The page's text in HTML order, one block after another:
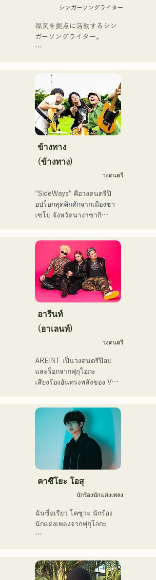
初のフルアルバム「ONE
2025.12.31にリリースし、
iTunesカントリーアルバム
て」、FBS「福岡く
ん。」、「発見らくちゃ
く！」やFUKUOKA
STREET PARTY、
Hannibal Halloween Music
Festival ,sunset live2019、
鷹祭Summer Boostイベン
トステージにも出演。MCと
cup2019 Public viewing、競
輪日本一ダービーの場内ア
ナウンス、ラグビー女子日
本代表世界大会スタジアム
滑走屋場内アナウンス、ク
リスマスアドベント、イス
ラデサルサ、福岡ウィニン
グスピリッツのスタジアム
DJ、金鷲旗、山笠関連イベ
ント、地域イベント、
Ramen Tech2025(global
summit)、福岡市武道館オー
プニング記念イベント,結婚
式様々な分野で活動。
す。
アーティストの日本人父と
アメリカ人母から生まれた
地元音楽イベントやライブ
ハウスを中心にパフォーマ
ンスをしている。
シンガーソングライター
福岡を拠点に活動するシン
ガーソングライター。
ードの繊細さを併せ持つ楽
曲を届けている。
コンセプトは、「等身大の
ままで。僕とあなたのため
の音楽を。」気持ちが落ち
まう時こそ聴いてほしい。
自分自身も迷いや葛藤を抱
作り物ではなく、ありのま
まの感情や言葉をそのまま
音楽にしている。
2024年10月より音楽活動を
福岡を中心にブッキングラ
イブや路上ライブなど精力
的に活動を行っている。
2025年11月22日にはファー
催。
ข้างทาง
(ข้างทาง)
วงดนตรี
"SideWays" คือวงดนตรีป๊
อปร็อกสุดคึกคักจากเมืองซา
เซโบ จังหวัดนางาซากิ
พวกเขาได้ปล่อยอีพีใหม่
"Yume Sen'ya" และออกทัวร์
คอนเสิร์ตทั่วประเทศ
ลองฟังเพลงสนุกๆ ที่สร้างจาก
นวนิยายของพวกเขาดูสิ!
อารีนท์
(อาเลนท์)
วงดนตรี
AREINT เป็นวงดนตรีป๊อป
และร็อกจากฟุกุโอกะ
เสียงร้องอันทรงพลังของ Vo.
เอกลักษณ์เฉพาะตัวของ
SEIYA มือเบส และ SHO มือ
กลอง ก่อให้เกิดดนตรีร็อกที่
ติดหูแต่คุ้นเคย ซึ่งเป็น
เอกลักษณ์เฉพาะตัวของ
AREINT
เพลง "Remember Me" ของ
Hawks Live 2024"
คาซึโยะ โอสุ
นักร้องนักแต่งเพลง
ฉันชื่อเรียว โคซูวะ นักร้อง
นักแต่งเพลงจากฟุกุโอกะ
ตามท้องถนน บน TikTok
และตามงานอีเวนต์ต่างๆ!